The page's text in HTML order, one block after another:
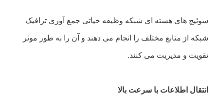
سوئیچ های هسته ای شبکه وظیفه حیاتی جمع آوری ترافیک
شبکه از منابع مختلف را انجام می دهند و آن را به طور موثر
تقویت و مدیریت می کنند.
انتقال اطلاعات با سرعت بالا